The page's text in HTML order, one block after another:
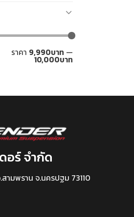
ราคา 9,990บาท —
10,000บาท
อร์ จำกัด
ามพราน จ.นครปฐม 73110